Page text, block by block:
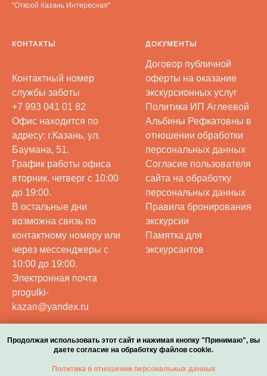
Продолжая использовать этот сайт и нажимая кнопку "Принимаю", вы
даете согласие на обработку файлов cookie.
Политика в отношении персональных данных
"Открой Казань Интересная"
КОНТАКТЫ
Контактный номер
службы заботы
+7 993 041 01 82
Офис находится по
адресу: г.Казань, ул.
Баумана, 51.
График работы офиса
вторник, четверг с 10:00
до 19:00.
В остальные дни
возможна связь по
контактному номеру или
через мессенджеры с
10:00 до 19:00.
Электронная почта
progulki-
kazan@yandex.ru
ДОКУМЕНТЫ
Договор публичной
оферты на оказание
экскурсионных услуг
Политика ИП Аглеевой
Альбины Рефкатовны в
отношении обработки
персональных данных
Согласие пользователя
сайта на обработку
персональных данных
Правила бронирования
экскурсии
Памятка для
экскурсантов